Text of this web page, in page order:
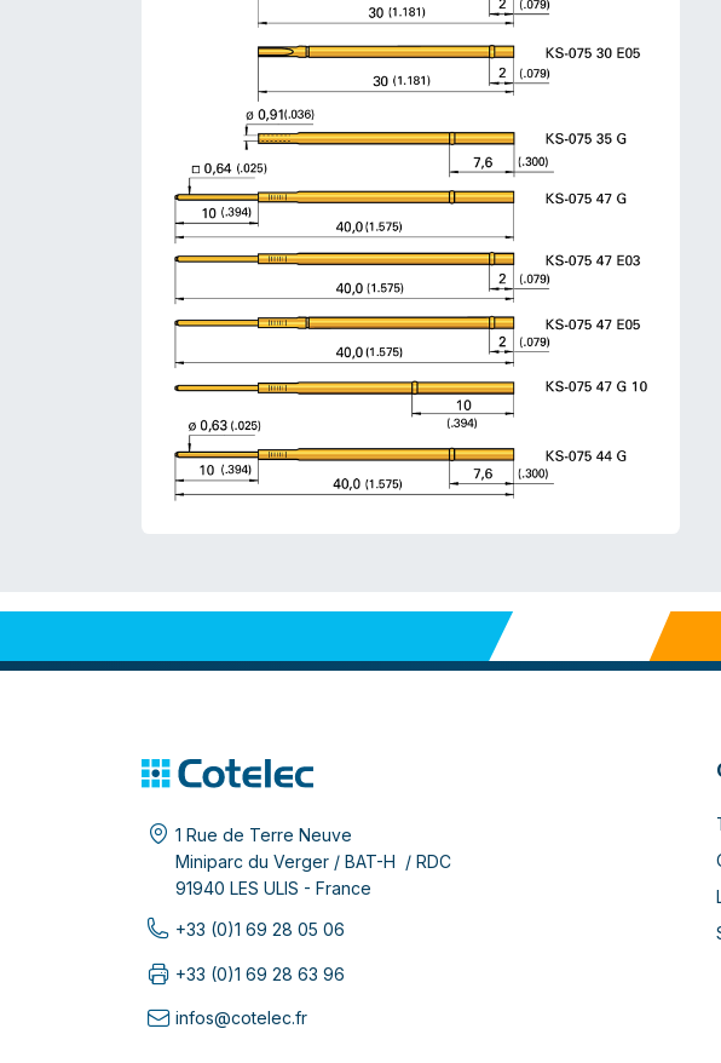
1 Rue de Terre Neuve
Miniparc du Verger / BAT-H / RDC
91940 LES ULIS - France
+33 (0)1 69 28 05 06
+33 (0)1 69 28 63 96
infos@cotelec.fr